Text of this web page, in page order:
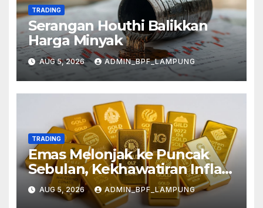
TRADING
Serangan Houthi Balikkan
Harga Minyak
AUG 5, 2026 ADMIN_BPF_LAMPUNG
TRADING
Emas Melonjak ke Puncak
Sebulan, Kekhawatiran Inflasi
Mereda
AUG 5, 2026 ADMIN_BPF_LAMPUNG